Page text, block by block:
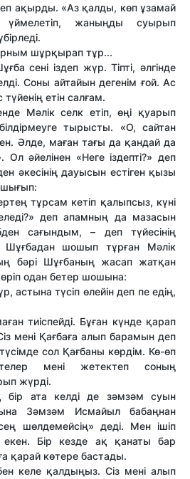
ақырды. «Аз қалды, көп ұзамай
жаныңды суырып
шұрқырап тұр...
сені іздеп жүр. Тіпті, әлгінде
Соны айтайын дегенім ғой. Ас
етін салғам.
Мәлік селк етіп, өңі қуарып
тырысты. «О, сайтан
Әлде, маған тағы да қандай да
әйелінен «Неге іздепті?» деп
әкесінің дауысын естіген қызы
шығып:
тұрсам кетіп қалыпсыз, күні
деп апамның да мазасын
сағындым, – деп түйесінің
Шұғбадан шошып тұрған Мәлік
бәрі Шұғбаның жасап жатқан
одан бетер шошына:
астына түсіп өлейін деп пе едің,
тиіспейді. Бұған күнде қарап
мені Қағбаға алып барамын деп
түсімде сол Қағбаны көрдім. Кө-өп
мені жетектеп соның
жүрді.
бір ата келді де зәмзәм суын
Зәмзәм Исмайыл бабаңнан
шөлдемейсің» деді. Мен ішіп
Бір кезде ақ қанаты бар
қарай көтере бастады.
келе қалдыңыз. Сіз мені алып